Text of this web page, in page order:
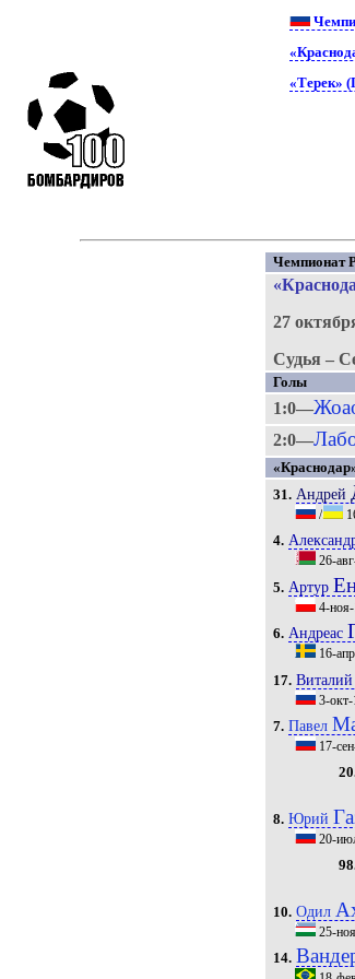
«Терек»
Чемпионат
27
Судья –
Голы
1:0—
2:0—
31. Андрей
/
4.
26-
5. Артур
4-
6. Андреас
16-
17. Виталий
3-
7. Павел
17-
8. Юрий
20-
10. Одил
25-
14.